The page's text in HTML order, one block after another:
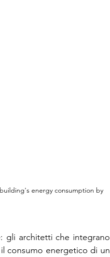
energy consumption by
gli architetti che integrano
consumo energetico di un